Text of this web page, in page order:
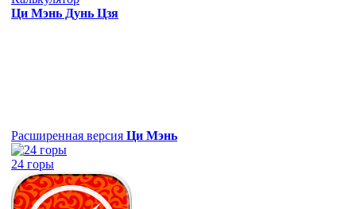
Ци Мэнь Дунь Цзя
Расширенная версия Ци Мэнь
24 горы